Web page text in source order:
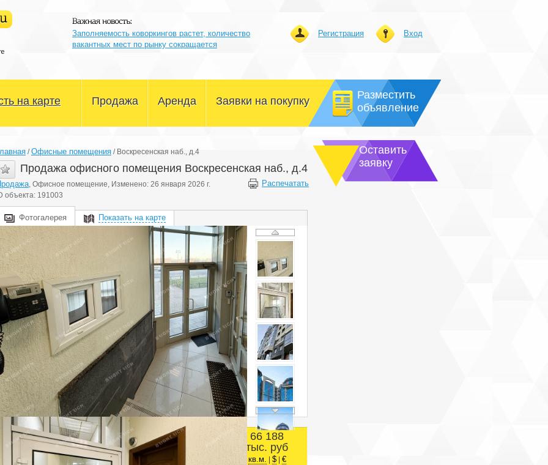
Заполняемость коворкингов растет, количество
вакантных мест по рынку сокращается
Вход
Регистрация
на карте Продажа
Склады и производство
Магазины и сфера услуг
Здания и участки
Аренда
Склады и производство
Магазины и сфера услуг
Здания и участки
Другое
Заявки на покупку
Разместить
объявление
/Офисные помещения / Воскресенская наб., д.4
Продажа офисного помещения Воскресенская наб., д.4
, Офисное помещение, Изменено: 26 января 2026 г. Распечатать
объекта: 191003
Фотогалерея Показать на карте
Центральный район
ст.м. Чернышевская
Площадь
255.7 м
66 188
тыс. руб
кв.м. $| €
Оставить
заявку